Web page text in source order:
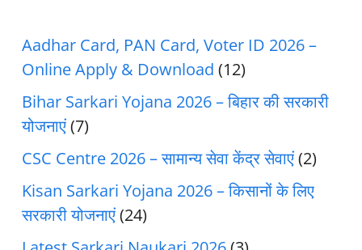
Aadhar Card, PAN Card, Voter ID 2026 –
Online Apply & Download (12)
Bihar Sarkari Yojana 2026 – बिहार की सरकारी
योजनाएं(7)
CSC Centre 2026 – सामान्य सेवा केंद्र सेवाएं(2)
Kisan Sarkari Yojana 2026 – किसानों के लिए
सरकारी योजनाएं(24)